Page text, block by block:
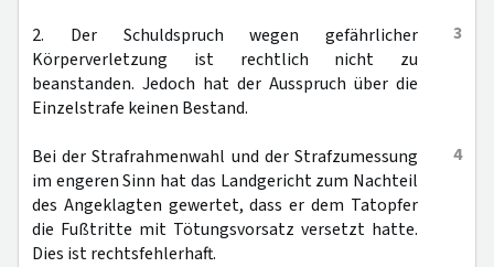
3
2. Der Schuldspruch wegen gefährlicher
Körperverletzung ist rechtlich nicht zu
beanstanden. Jedoch hat der Ausspruch über die
Einzelstrafe keinen Bestand.
4
Bei der Strafrahmenwahl und der Strafzumessung
im engeren Sinn hat das Landgericht zum Nachteil
des Angeklagten gewertet, dass er dem Tatopfer
die Fußtritte mit Tötungsvorsatz versetzt hatte.
Dies ist rechtsfehlerhaft.